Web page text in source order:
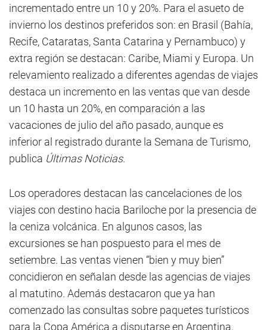
incrementado entre un 10 y 20%. Para el asueto de
invierno los destinos preferidos son: en Brasil (Bahía,
Recife, Cataratas, Santa Catarina y Pernambuco) y
extra región se destacan: Caribe, Miami y Europa. Un
relevamiento realizado a diferentes agendas de viajes
destaca un incremento en las ventas que van desde
un 10 hasta un 20%, en comparación a las
vacaciones de julio del año pasado, aunque es
inferior al registrado durante la Semana de Turismo,
publica Últimas Noticias.
Los operadores destacan las cancelaciones de los
viajes con destino hacia Bariloche por la presencia de
la ceniza volcánica. En algunos casos, las
excursiones se han pospuesto para el mes de
setiembre. Las ventas vienen “bien y muy bien”
concidieron en señalan desde las agencias de viajes
al matutino. Además destacaron que ya han
comenzado las consultas sobre paquetes turísticos
para la Copa América a disputarse en Argentina.